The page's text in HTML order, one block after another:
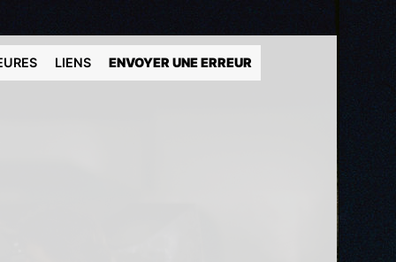
LIENS ENVOYER UNE ERREUR